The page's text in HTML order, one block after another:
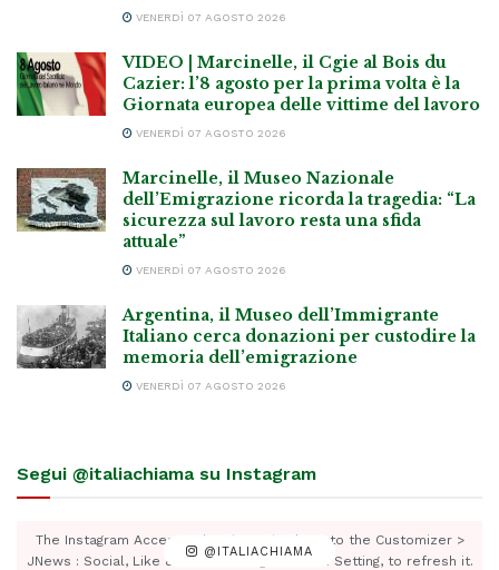
VENERDÌ 07 AGOSTO 2026
VIDEO | Marcinelle, il Cgie al Bois du
Cazier: l’8 agosto per la prima volta è la
Giornata europea delle vittime del lavoro
VENERDÌ 07 AGOSTO 2026
Marcinelle, il Museo Nazionale
dell’Emigrazione ricorda la tragedia: “La
sicurezza sul lavoro resta una sfida
attuale”
VENERDÌ 07 AGOSTO 2026
Argentina, il Museo dell’Immigrante
Italiano cerca donazioni per custodire la
memoria dell’emigrazione
VENERDÌ 07 AGOSTO 2026
Segui @italiachiama su Instagram
@ITALIACHIAMA
The Instagram Access Token is expired, Go to the Customizer >
JNews : Social, Like & View > Instagram Feed Setting, to refresh it.